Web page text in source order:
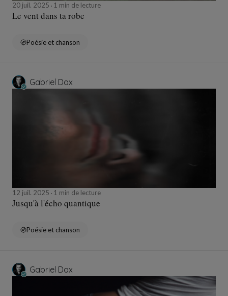
20 juil. 2025 1 min de lecture
Le vent dans ta robe
Poésie et chanson
Gabriel Dax
12 juil. 2025 1 min de lecture
Jusqu'à l'écho quantique
Poésie et chanson
Gabriel Dax